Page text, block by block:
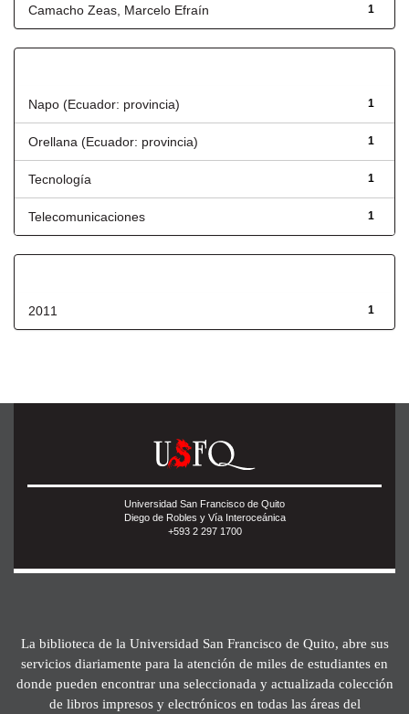
1
Camacho Zeas, Marcelo Efraín
1
Napo (Ecuador: provincia)
1
Orellana (Ecuador: provincia)
1
Tecnología
1
Telecomunicaciones
1
2011
Universidad San Francisco de Quito
Diego de Robles y Vía Interoceánica
+593 2 297 1700
La biblioteca de la Universidad San Francisco de Quito, abre sus
servicios diariamente para la atención de miles de estudiantes en
donde pueden encontrar una seleccionada y actualizada colección
de libros impresos y electrónicos en todas las áreas del